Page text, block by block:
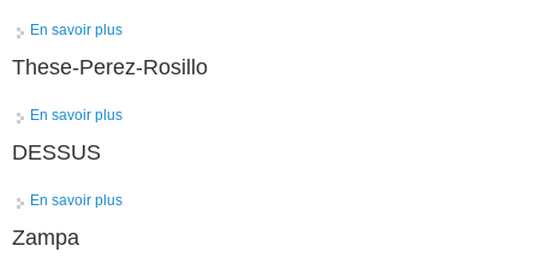
En savoir plus
These-Perez-Rosillo
En savoir plus
DESSUS
En savoir plus
Zampa